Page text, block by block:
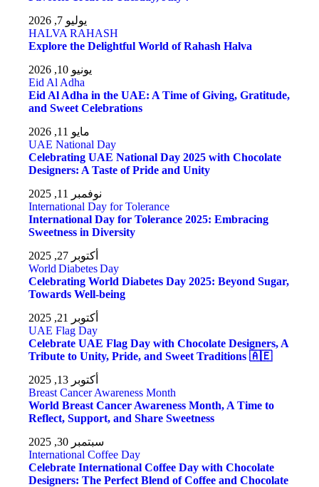
يوليو 7, 2026
HALVA RAHASH
Explore the Delightful World of Rahash Halva
يونيو 10, 2026
Eid Al Adha
Eid Al Adha in the UAE: A Time of Giving, Gratitude,
and Sweet Celebrations
مايو 11, 2026
UAE National Day
Celebrating UAE National Day 2025 with Chocolate
Designers: A Taste of Pride and Unity
نوفمبر 11, 2025
International Day for Tolerance
International Day for Tolerance 2025: Embracing
Sweetness in Diversity
أكتوبر 27, 2025
World Diabetes Day
Celebrating World Diabetes Day 2025: Beyond Sugar,
Towards Well-being
أكتوبر 21, 2025
UAE Flag Day
Celebrate UAE Flag Day with Chocolate Designers, A
Tribute to Unity, Pride, and Sweet Traditions 🇦🇪
أكتوبر 13, 2025
Breast Cancer Awareness Month
World Breast Cancer Awareness Month, A Time to
Reflect, Support, and Share Sweetness
سبتمبر 30, 2025
International Coffee Day
Celebrate International Coffee Day with Chocolate
Designers: The Perfect Blend of Coffee and Chocolate